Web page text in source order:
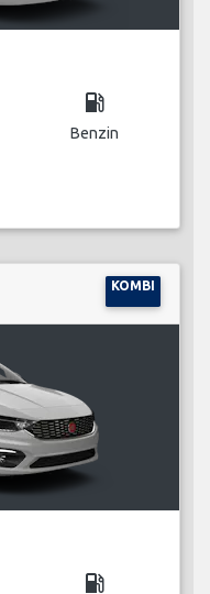
local_gas_station
Benzin
KOMBI
local_gas_station